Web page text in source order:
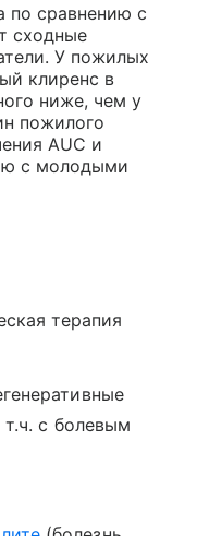
по сравнению с
сходные
У пожилых
клиренс в
ниже, чем у
пожилого
AUC и
с молодыми
терапия
т.ч. с болевым